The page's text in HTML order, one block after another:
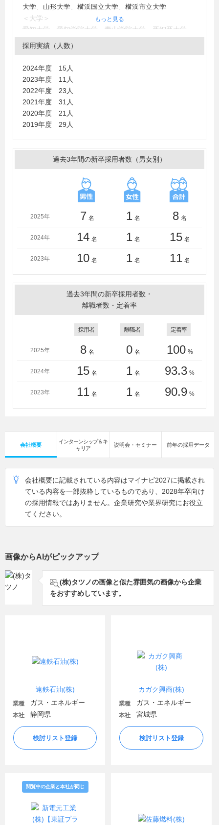
大学、山形大学、横浜国立大学、横浜市立大学
＜大学＞
愛知大学、愛知学院大学、青山学院大学、亜細亜大学、
跡見学園女子大学、桜美林大学、大阪工業大学、神奈川
大学、関西大学、関東学院大学、学習院大学、京都外国
語大学、近畿大学、岐阜聖徳学園大学、熊本大学、慶應
義塾大学、神戸市外国語大学、駒澤大学、札幌大学、産
業能率大学、滋賀大学、芝浦工業大学、湘南工科大学、
白百合女子大学、信州大学、上智大学、成蹊大学、成城
大学、西南学院大学、摂南大学、専修大学、高崎経済大
学、拓殖大学、多摩大学、玉川大学、筑紫女学園大学、
学、桐蔭横浜大学、東海大学、東京外国語大学、東京工
東洋大学、富山大学、同志社大学、獨協大学、名古屋市
立大学、新潟大学、日本大学、日本女子大学、日本体育
大学、日本文化大学、法政大学、松本大学、武蔵大学、
武蔵野大学、明海大学、明治大学、明治学院大学、山口
教大学、立正大学、立命館大学、立命館アジア太平洋大
学、龍谷大学、流通経済大学（千葉）、和光大学、早稲
もっと見る
採用実績（人数）
2024年度 15人
2023年度 11人
2022年度 23人
2021年度 31人
2020年度 21人
2019年度 29人
過去3年間の新卒採用者数（男女別）
2025年 7 名 1 名 8 名
2024年 14 名 1 名 15 名
2023年 10 名 1 名 11 名
過去3年間の新卒採用者数・
離職者数・定着率
採用者 離職者 定着率
2025年 8 名 0 名 100 %
2024年 15 名 1 名 93.3 %
2023年 11 名 1 名 90.9 %
会社概要
インターンシップ＆キ
ャリア
説明会・セミナー 前年の採用データ
会社概要に記載されている内容はマイナビ2027に掲載され
ている内容を一部抜粋しているものであり、2028年卒向け
の採用情報ではありません。企業研究や業界研究にお役立
てください。
画像からAIがピックアップ
(株)タツノの画像と似た雰囲気の画像から企業
をおすすめしています。
遠鉄石油(株)
業種 ガス・エネルギー
本社 静岡県
検討リスト登録
カガク興商(株)
業種 ガス・エネルギー
本社 宮城県
検討リスト登録
閲覧中の企業と本社が同じ